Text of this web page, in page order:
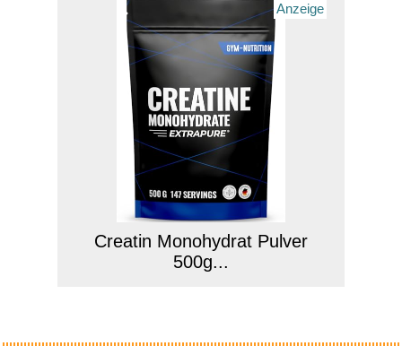
Anzeige
Creatin Monohydrat Pulver
500g...